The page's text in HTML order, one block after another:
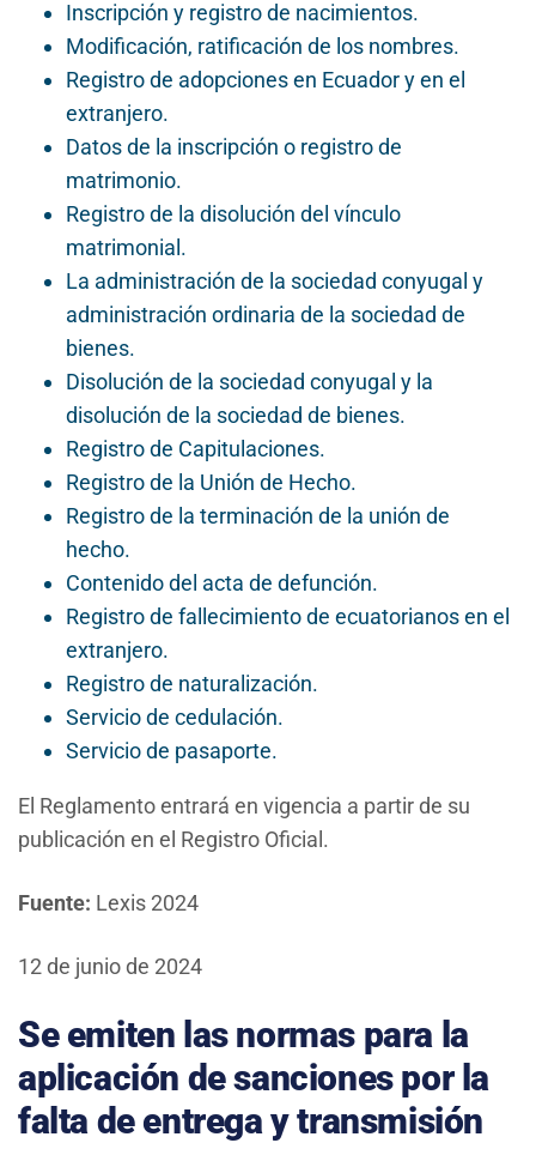
Inscripción y registro de nacimientos.
Modificación, ratificación de los nombres.
Registro de adopciones en Ecuador y en el
extranjero.
Datos de la inscripción o registro de
matrimonio.
Registro de la disolución del vínculo
matrimonial.
La administración de la sociedad conyugal y
administración ordinaria de la sociedad de
bienes.
Disolución de la sociedad conyugal y la
disolución de la sociedad de bienes.
Registro de Capitulaciones.
Registro de la Unión de Hecho.
Registro de la terminación de la unión de
hecho.
Contenido del acta de defunción.
Registro de fallecimiento de ecuatorianos en el
extranjero.
Registro de naturalización.
Servicio de cedulación.
Servicio de pasaporte.
El Reglamento entrará en vigencia a partir de su
publicación en el Registro Oficial.
Fuente: Lexis 2024
12 de junio de 2024
Se emiten las normas para la
aplicación de sanciones por la
falta de entrega y transmisión